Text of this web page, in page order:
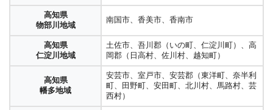
高知県
物部川地域
南国市、香美市、香南市
高知県
仁淀川地域
土佐市、吾川郡（いの町、仁淀川町）、高
岡郡（日高村、佐川村、越知町）
高知県
幡多地域
安芸市、室戸市、安芸郡（東洋町、奈半利
町、田野町、安田町、北川村、馬路村、芸
西村）